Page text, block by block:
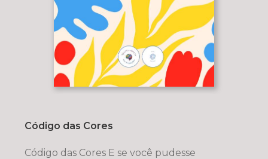
Código das Cores
Código das Cores E se você pudesse